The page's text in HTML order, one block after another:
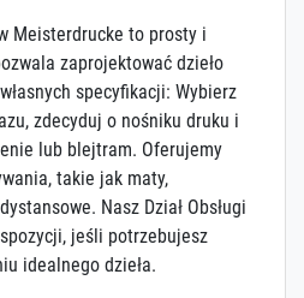
Meisterdrucke to prosty i
zaprojektować dzieło
specyfikacji: Wybierz
zdecyduj o nośniku druku i
lub blejtram. Oferujemy
takie jak maty,
Nasz Dział Obsługi
jeśli potrzebujesz
idealnego dzieła.